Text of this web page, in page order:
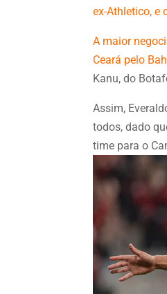
ex-Athletico, e
A maior
Ceará pelo
Kanu, do
Assim,
todos, dado
time para o